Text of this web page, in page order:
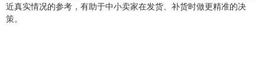
近真实情况的参考，有助于中小卖家在发货、补货时做更精准的决
策。